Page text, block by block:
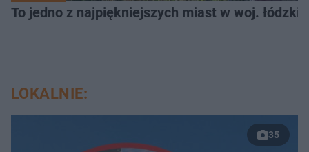
To jedno z najpiękniejszych miast w woj.
LOKALNIE:
35